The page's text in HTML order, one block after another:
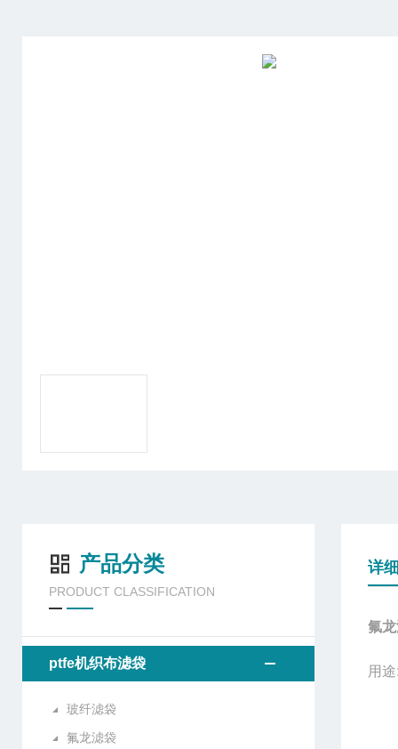
产品分类
PRODUCT CLASSIFICATION
ptfe机织布滤袋
玻纤滤袋
氟龙滤袋
详
氟
用